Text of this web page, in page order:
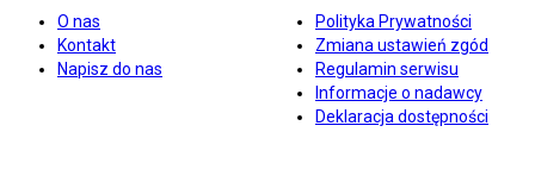
O nas
Kontakt
Napisz do nas
Polityka Prywatności
Zmiana ustawień zgód
Regulamin serwisu
Informacje o nadawcy
Deklaracja dostępności